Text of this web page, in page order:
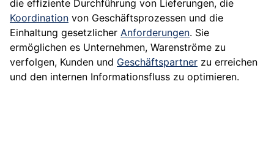
die effiziente Durchführung von Lieferungen, die
Koordination von Geschäftsprozessen und die
Einhaltung gesetzlicher Anforderungen. Sie
ermöglichen es Unternehmen, Warenströme zu
verfolgen, Kunden und Geschäftspartner zu erreichen
und den internen Informationsfluss zu optimieren.